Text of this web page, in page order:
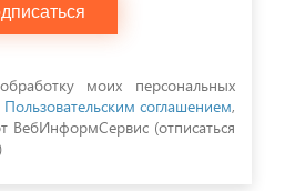
моих персональных
Пользовательским соглашением,
ВебИнформСервис (отписаться